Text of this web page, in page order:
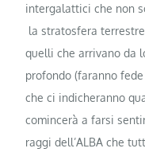
intergalattici che non
la stratosfera
quelli che arrivano da
profondo (faranno
che ci indicheranno
comincerà a farsi
raggi dell’ALBA che